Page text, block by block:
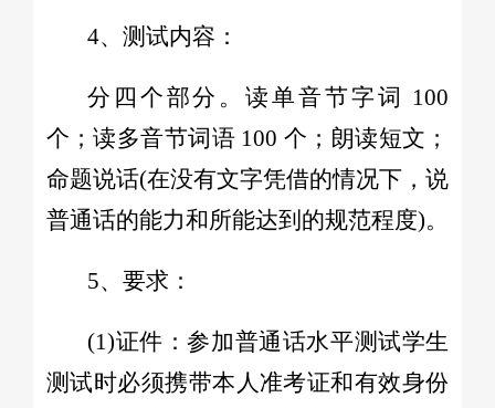
4、测试内容：
分四个部分。读单音节字词 100
个；读多音节词语 100 个；朗读短文；
命题说话(在没有文字凭借的情况下，说
普通话的能力和所能达到的规范程度)。
5、要求：
(1)证件：参加普通话水平测试学生
测试时必须携带本人准考证和有效身份